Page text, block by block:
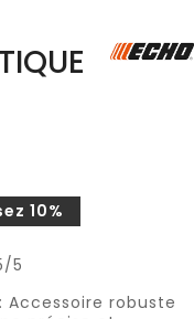
10%
5
Accessoire robuste